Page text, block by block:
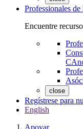
Professionales de
Encuentre
close
Regístrese para
English
Apoyar